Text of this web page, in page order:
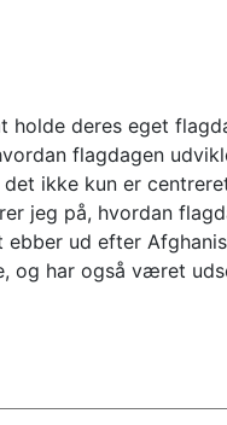
holde deres eget
flagdagen
ikke kun er
jeg på, hvordan
ud efter
og har også været